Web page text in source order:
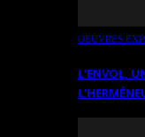
OEUVRES
L’ENVOL,